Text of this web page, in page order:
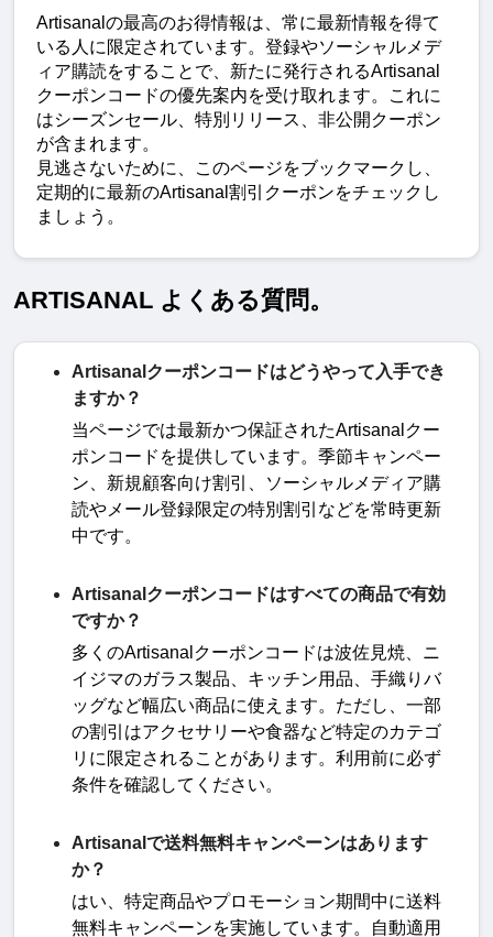
Artisanalの最高のお得情報は、常に最新情報を得て
いる人に限定されています。登録やソーシャルメデ
ィア購読をすることで、新たに発行されるArtisanal
クーポンコードの優先案内を受け取れます。これに
はシーズンセール、特別リリース、非公開クーポン
が含まれます。
見逃さないために、このページをブックマークし、
定期的に最新のArtisanal割引クーポンをチェックし
ましょう。
ARTISANAL よくある質問。
Artisanalクーポンコードはどうやって入手でき
ますか？
当ページでは最新かつ保証されたArtisanal クー
ポンコードを提供しています。季節キャンペー
ン、新規顧客向け割引、ソーシャルメディア購
読やメール登録限定の特別割引などを常時更新
中です。
Artisanalクーポンコードはすべての商品で有効
ですか？
多くのArtisanal クーポンコードは波佐見焼、ニ
イジマのガラス製品、キッチン用品、手織りバ
ッグなど幅広い商品に使えます。ただし、一部
の割引はアクセサリーや食器など特定のカテゴ
リに限定されることがあります。利用前に必ず
条件を確認してください。
Artisanalで送料無料キャンペーンはあります
か？
はい、特定商品やプロモーション期間中に送料
無料キャンペーンを実施しています。自動適用